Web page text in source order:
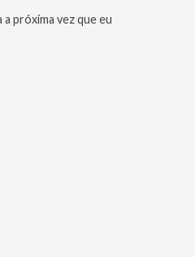
próxima vez que eu